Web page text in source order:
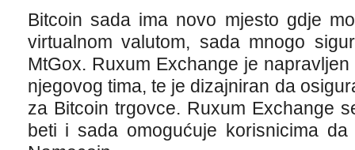
Bitcoin sada ima novo mjesto gdje
virtualnom valutom, sada mnogo
MtGox. Ruxum Exchange je
njegovog tima, te je dizajniran da
za Bitcoin trgovce. Ruxum Exchange
beti i sada omogućuje korisnicima